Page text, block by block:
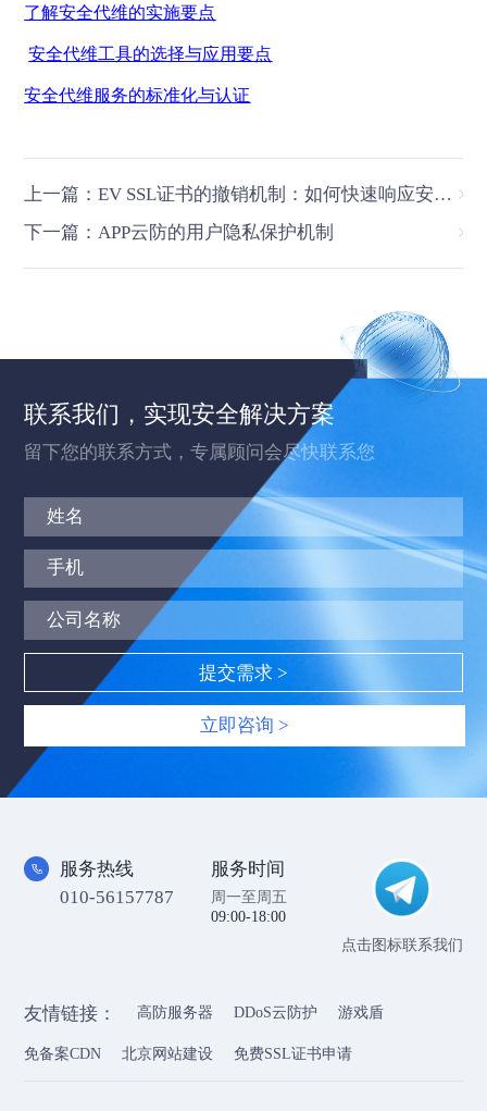
了解安全代维的实施要点
安全代维工具的选择与应用要点
安全代维服务的标准化与认证
上一篇：EV SSL证书的撤销机制：如何快速响应安全事件
下一篇：APP云防的用户隐私保护机制
联系我们，实现安全解决方案
留下您的联系方式，专属顾问会尽快联系您
立即咨询 >
服务热线
010-56157787
服务时间
周一至周五
09:00-18:00
点击图标联系我们
友情链接： 高防服务器 DDoS云防护 游戏盾
免备案CDN 北京网站建设 免费SSL证书申请